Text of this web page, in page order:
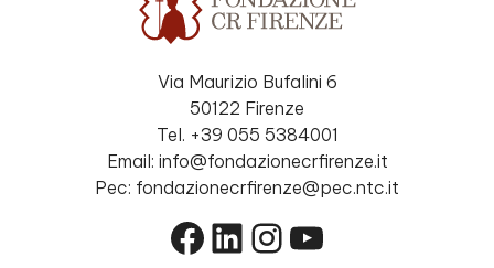
Via Maurizio Bufalini 6
50122 Firenze
Tel. +39 055 5384001
Email: info@fondazionecrfirenze.it
Pec: fondazionecrfirenze@pec.ntc.it
Facebook
LinkedIn
Instagram
YouTube